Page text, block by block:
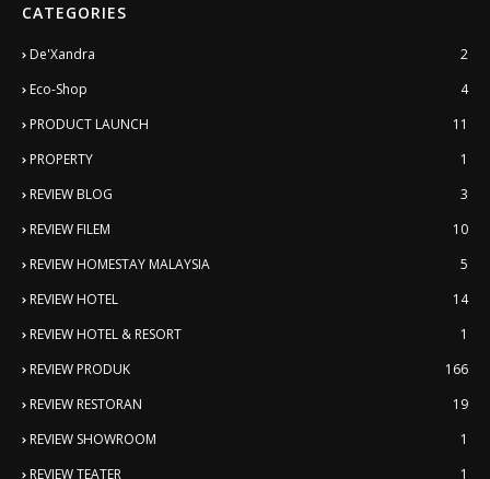
CATEGORIES
De'Xandra
2
Eco-Shop
4
PRODUCT LAUNCH
11
PROPERTY
1
REVIEW BLOG
3
REVIEW FILEM
10
REVIEW HOMESTAY MALAYSIA
5
REVIEW HOTEL
14
REVIEW HOTEL & RESORT
1
REVIEW PRODUK
166
REVIEW RESTORAN
19
REVIEW SHOWROOM
1
REVIEW TEATER
1